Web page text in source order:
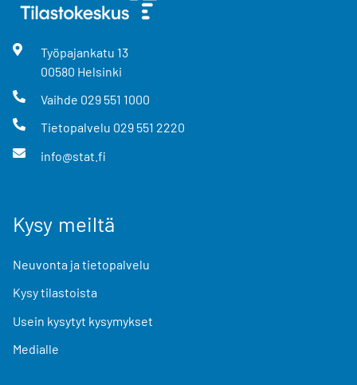
Työpajankatu 13
00580 Helsinki
Vaihde 029 551 1000
Tietopalvelu 029 551 2220
info@stat.fi
Kysy meiltä
Neuvonta ja tietopalvelu
Kysy tilastoista
Usein kysytyt kysymykset
Medialle